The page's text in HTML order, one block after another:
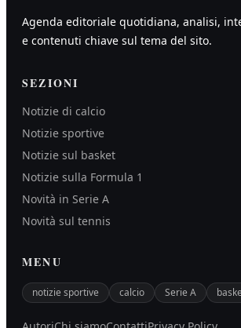
Agenda editoriale quotidiana, analisi,
e contenuti chiave sul tema del sito.
SEZIONI
Notizie di calcio
Notizie sportive
Notizie sul basket
Notizie sulla Formula 1
Novità in Serie A
Novità sul tennis
MENU
notizie sportive calcio Serie A